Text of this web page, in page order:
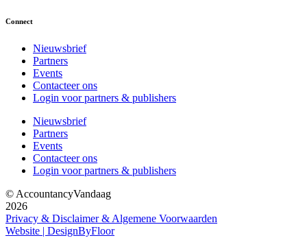
Connect
Nieuwsbrief
Partners
Events
Contacteer ons
Login voor partners & publishers
Nieuwsbrief
Partners
Events
Contacteer ons
Login voor partners & publishers
© AccountancyVandaag
2026
Privacy & Disclaimer & Algemene Voorwaarden
Website | DesignByFloor